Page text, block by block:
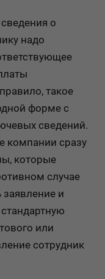
о
надо
такое
форме с
сведений.
компании сразу
которые
случае
и
или
сотрудник